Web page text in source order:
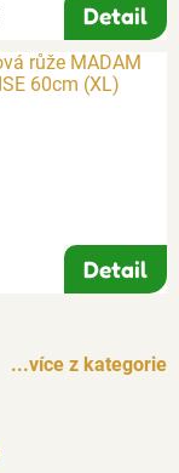
Detail
Detail
...více z kategorie